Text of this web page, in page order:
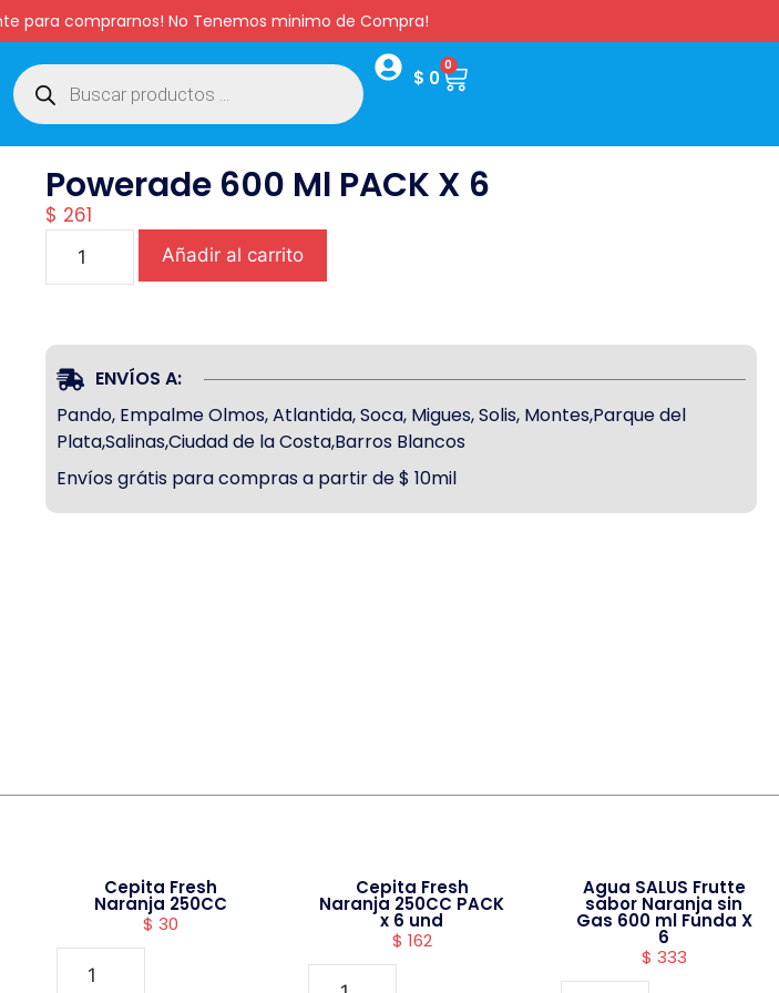
para comprarnos! No Tenemos minimo de Compra!
$ 0
0
Powerade 600 Ml PACK X 6
$ 261
Añadir al carrito
ENVÍOS A:
Pando, Empalme Olmos, Atlantida, Soca, Migues, Solis, Montes,Parque del
Plata,Salinas,Ciudad de la Costa,Barros Blancos
Envíos grátis para compras a partir de $ 10mil
Cepita Fresh
Naranja 250CC
$ 30
Cepita Fresh
Naranja 250CC PACK
x 6 und
$ 162
Agua SALUS Frutte
sabor Naranja sin
Gas 600 ml Funda X
6
$ 333